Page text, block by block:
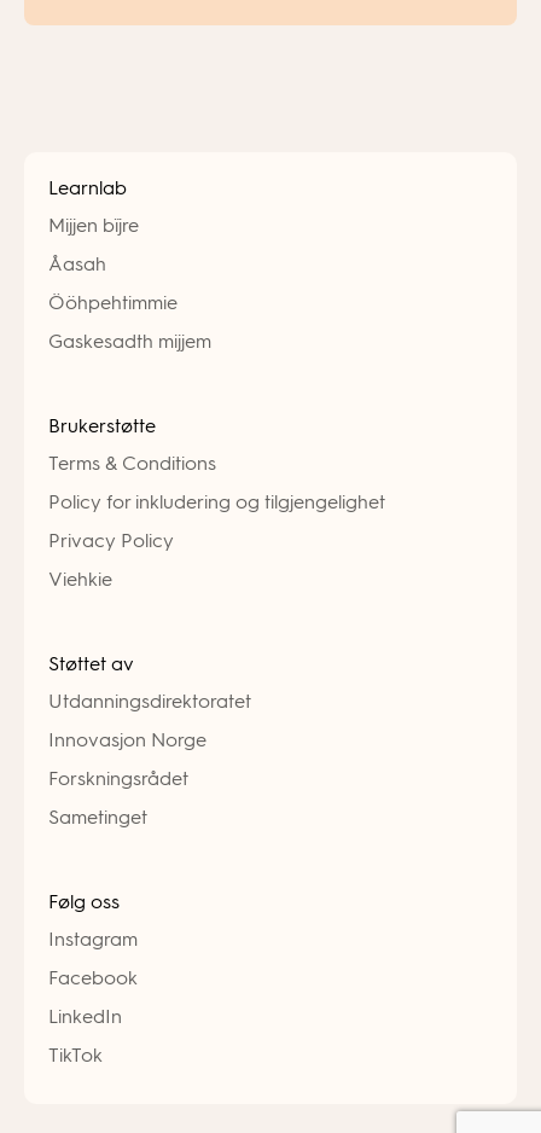
Learnlab
Mijjen bïjre
Åasah
Ööhpehtimmie
Gaskesadth mijjem
Brukerstøtte
Terms & Conditions
Policy for inkludering og tilgjengelighet
Privacy Policy
Viehkie
Støttet av
Utdanningsdirektoratet
Innovasjon Norge
Forskningsrådet
Sametinget
Følg oss
Instagram
Facebook
LinkedIn
TikTok